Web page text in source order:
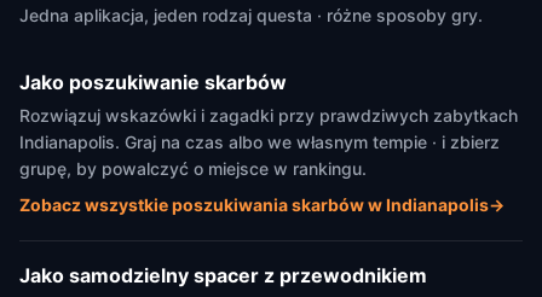
Jedna aplikacja, jeden rodzaj questa · różne sposoby gry.
Jako poszukiwanie skarbów
Rozwiązuj wskazówki i zagadki przy prawdziwych zabytkach
Indianapolis. Graj na czas albo we własnym tempie · i zbierz
grupę, by powalczyć o miejsce w rankingu.
Zobacz wszystkie poszukiwania skarbów w Indianapolis→
Jako samodzielny spacer z przewodnikiem